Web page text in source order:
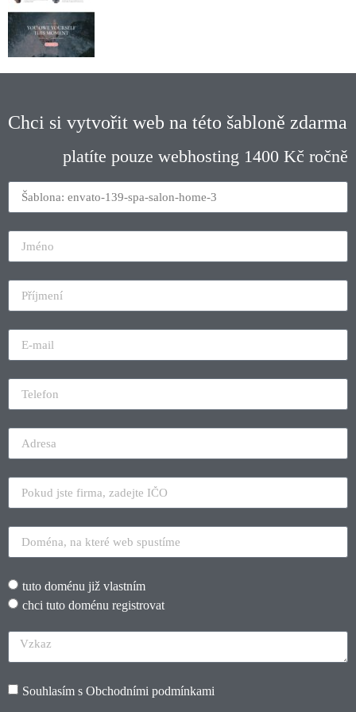
Chci si vytvořit web na této šabloně zdarma
platíte pouze webhosting 1400 Kč ročně
tuto doménu již vlastním
chci tuto doménu registrovat
Souhlasím s Obchodními podmínkami